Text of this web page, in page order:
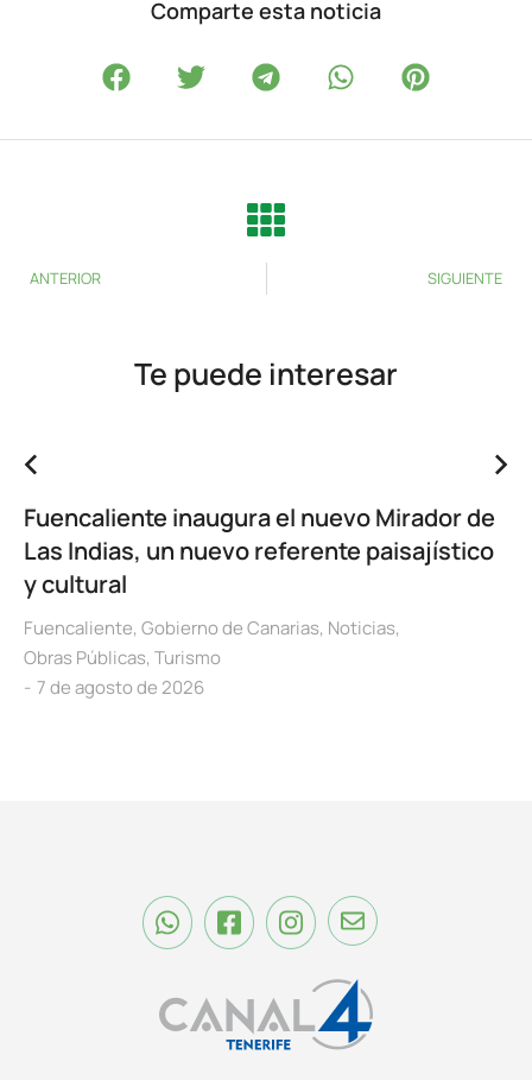
Comparte esta noticia
ANTERIOR SIGUIENTE
Te puede interesar
Fuencaliente inaugura el nuevo Mirador de
Las Indias, un nuevo referente paisajístico
y cultural
Fuencaliente, Gobierno de Canarias, Noticias,
Obras Públicas, Turismo
7 de agosto de 2026